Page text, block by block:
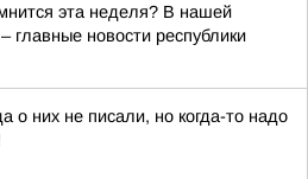
эта неделя? В нашей
главные новости республики
о них не писали, но когда-то надо